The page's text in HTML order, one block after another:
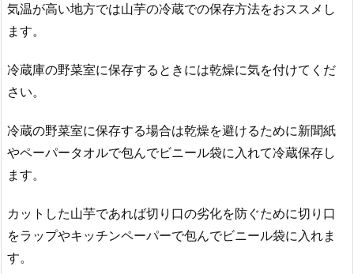
気温が高い地方では山芋の冷蔵での保存方法をおススメし
ます。
冷蔵庫の野菜室に保存するときには乾燥に気を付けてくだ
さい。
冷蔵の野菜室に保存する場合は乾燥を避けるために新聞紙
やペーパータオルで包んでビニール袋に入れて冷蔵保存し
ます。
カットした山芋であれば切り口の劣化を防ぐために切り口
をラップやキッチンペーパーで包んでビニール袋に入れま
す。